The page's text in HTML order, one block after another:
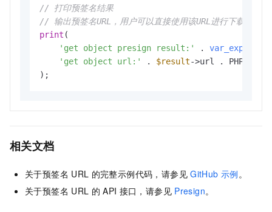
// 打印预签名结果
// 输出预签名URL，用户可以直接使用该URL进行下载操作
print (
'get object presign result:'
. var_export
'get object url:'
. $result->url .
相关文档
关于预签名 URL 的完整示例代码，请参见 GitHub 示例 。
关于预签名 URL 的 API 接口，请参见 Presign。